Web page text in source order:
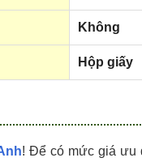
Ms.Châu
Không
Hộp giấy
! Để có mức giá ưu